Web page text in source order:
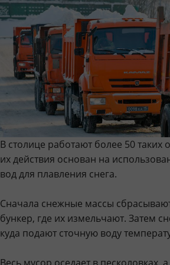
В столице работают более 50 таких
их действия основан на
вод для плавления снега.
Сначала снежные массы
бункер, где их измельчают. Затем
куда подают сточную воду